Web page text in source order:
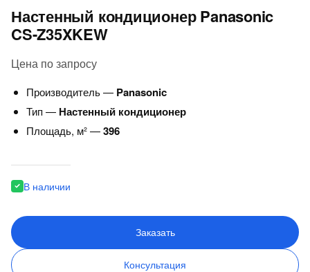
Настенный кондиционер Panasonic
CS-Z35XKEW
Цена по запросу
Производитель — Panasonic
Тип — Настенный кондиционер
Площадь, м² —396
В наличии
Заказать
Консультация